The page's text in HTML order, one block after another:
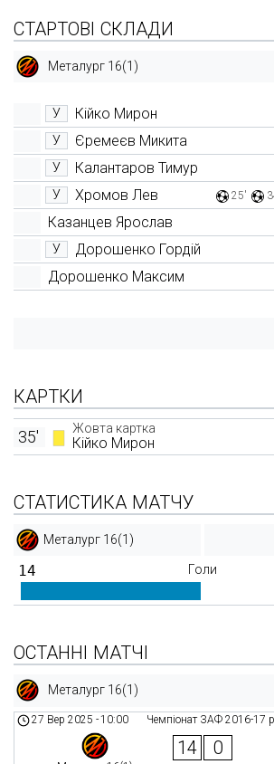
СТАРТОВІ СКЛАДИ
Металург 16(1)
У Кійко Мирон
У Єремеєв Микита
У Калантаров Тимур
У Хромов Лев 25'
Казанцев Ярослав
У Дорошенко Гордій
Дорошенко Максим
КАРТКИ
Жовта картка
Кійко Мирон
35'
СТАТИСТИКА МАТЧУ
Металург 16(1)
14 Голи
ОСТАННІ МАТЧІ
Металург 16(1)
Чемпіонат ЗАФ 2016-17
27 Вер 2025 -10:00
14 0